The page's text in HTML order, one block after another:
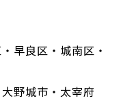
早良区・城南区・
野城市・太宰府